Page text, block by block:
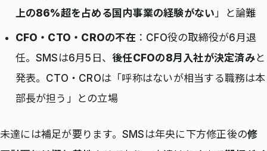
上の86%超を占める国内事業の経験がない」と論難
CFO・CTO・CROの不在 ：CFO役の取締役が6月退
任。SMSは6月5日、 後任CFOの8月入社が決定済みと
発表。CTO・CROは「呼称はないが相当する職務は本
部長が担う」との立場
未達には補足が要ります。SMSは年央に下方修正後の修